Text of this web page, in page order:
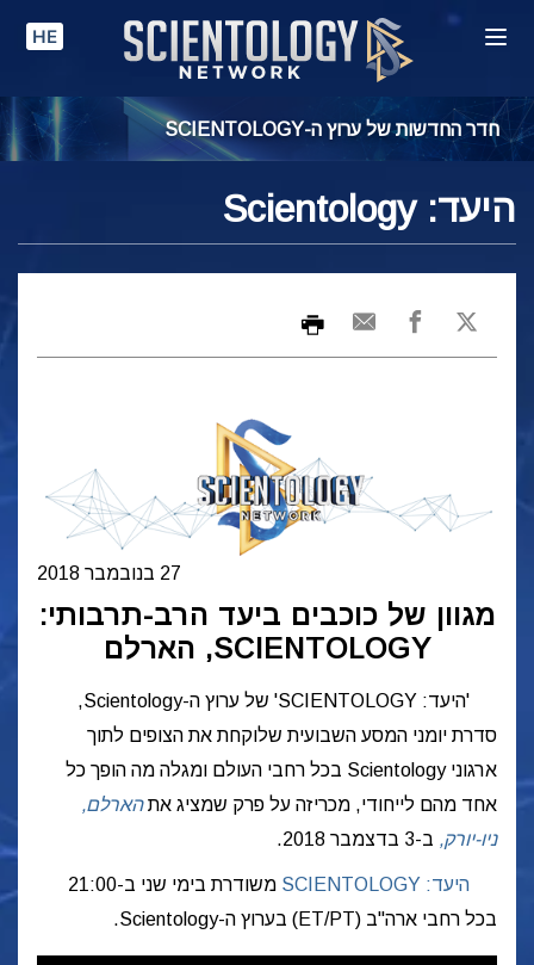
HE
חדר החדשות של ערוץ ה-SCIENTOLOGY
היעד: Scientology
27 בנובמבר 2018
מגוון של כוכבים ביעד הרב-תרבותי:
SCIENTOLOGY, הארלם
'היעד: SCIENTOLOGY' של ערוץ ה-Scientology,
סדרת יומני המסע השבועית שלוקחת את הצופים לתוך
ארגוני Scientology בכל רחבי העולם ומגלה מה הופך כל
אחד מהם לייחודי, מכריזה על פרק שמציג אתהארלם,
ניו-יורק, ב-3 בדצמבר 2018.
היעד: SCIENTOLOGY
משודרת בימי שני ב-21:00
בכל רחבי ארה"ב (ET/PT) בערוץ ה-Scientology.